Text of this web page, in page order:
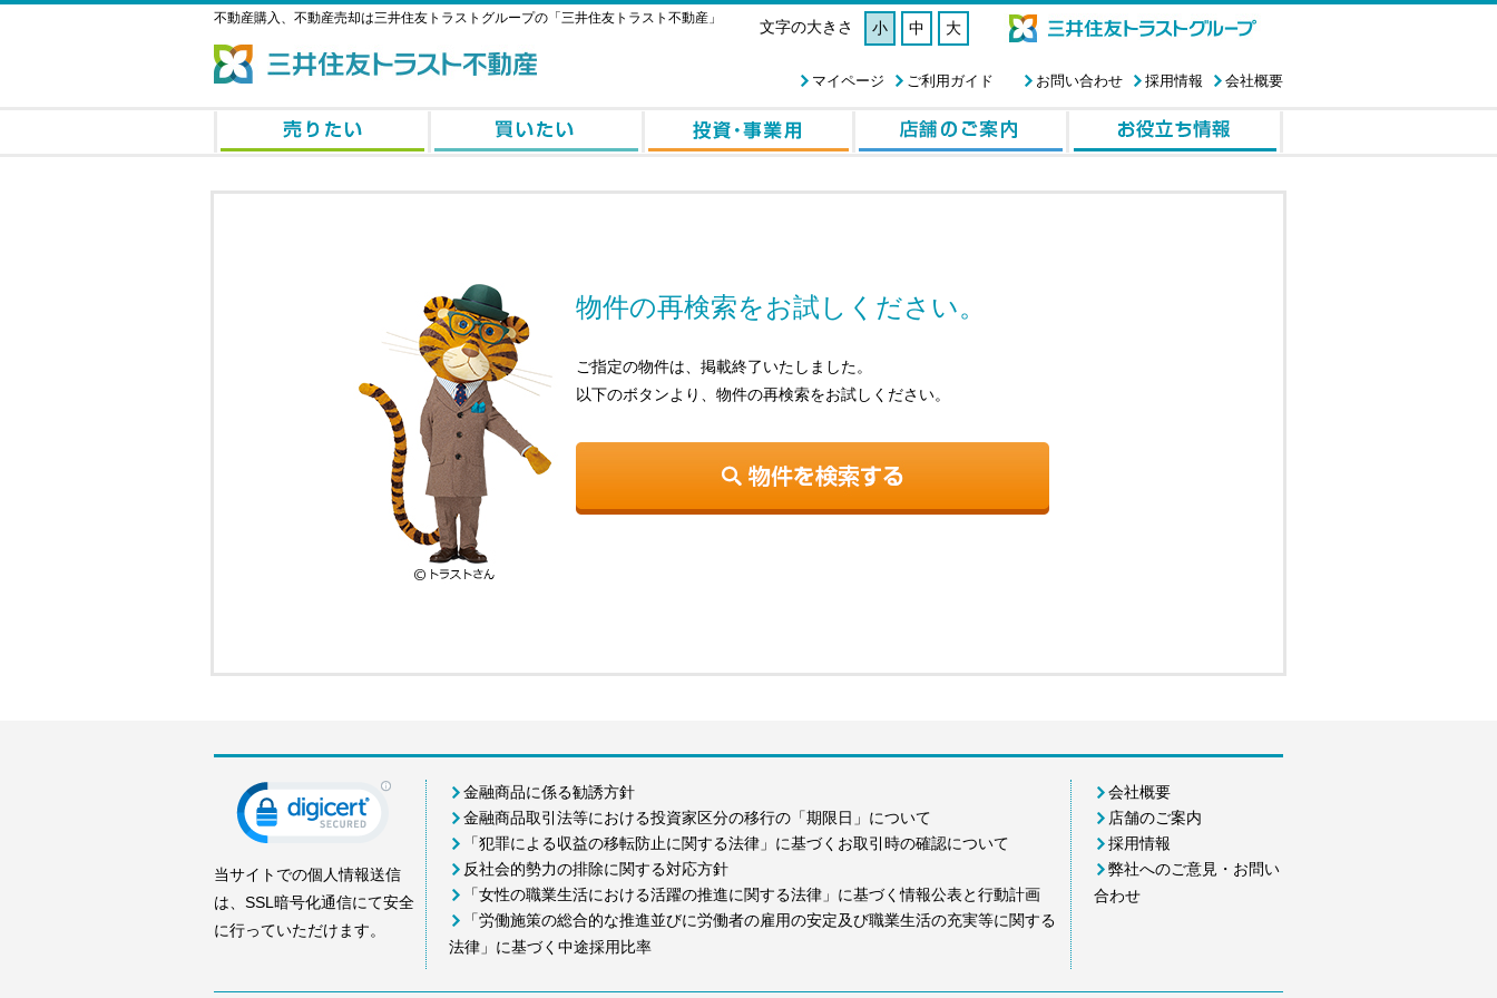
不動産購入、不動産売却は三井住友トラストグループの「三井住友トラスト不動産」 文字の大きさ 小 中 大
会社概要
採用情報
お問い合わせ
ご利用ガイド
マイページ
物件の再検索をお試しください。
ご指定の物件は、掲載終了いたしました。
以下のボタンより、物件の再検索をお試しください。
当サイトでの個人情報送信
は、SSL暗号化通信にて安全
に行っていただけます。
金融商品に係る勧誘方針
金融商品取引法等における投資家区分の移行の「期限日」について
「犯罪による収益の移転防止に関する法律」に基づくお取引時の確認について
反社会的勢力の排除に関する対応方針
「女性の職業生活における活躍の推進に関する法律」に基づく情報公表と行動計画
「労働施策の総合的な推進並びに労働者の雇用の安定及び職業生活の充実等に関する
法律」に基づく中途採用比率
会社概要
店舗のご案内
採用情報
弊社へのご意見・お問い
合わせ